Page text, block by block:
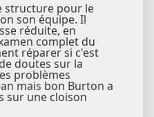
structure pour le
son équipe. Il
réduite, en
complet du
réparer si c'est
doutes sur la
problèmes
mais bon Burton a
sur une cloison